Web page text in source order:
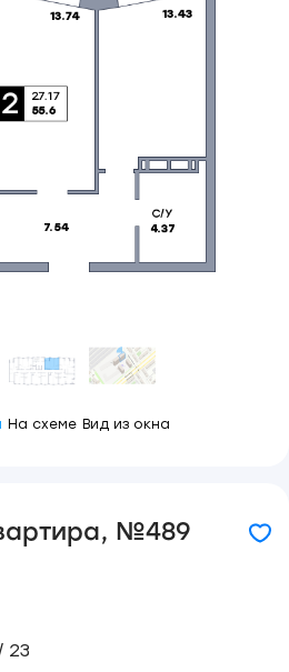
На схеме Вид из окна
№489
23